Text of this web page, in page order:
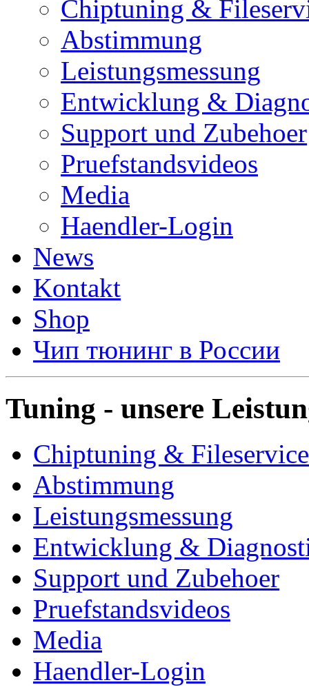
Chiptuning &
Abstimmung
Leistungsmessung
Entwicklung &
Support und Zubehoer
Pruefstandsvideos
Media
Haendler-Login
News
Kontakt
Shop
Чип тюнинг в России
Tuning - unsere
Chiptuning & Fileservice
Abstimmung
Leistungsmessung
Entwicklung &
Support und Zubehoer
Pruefstandsvideos
Media
Haendler-Login